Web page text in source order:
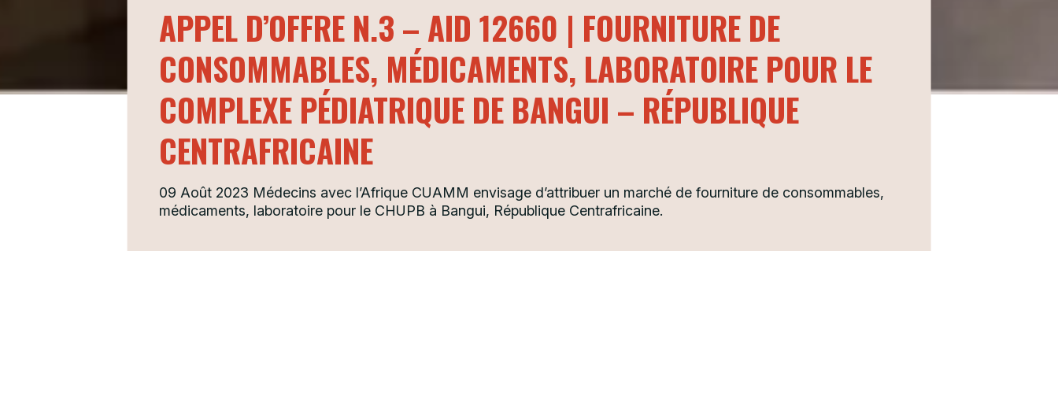
APPEL D’OFFRE N.3 – AID 12660 | FOURNITURE DE
CONSOMMABLES, MÉDICAMENTS, LABORATOIRE POUR LE
COMPLEXE PÉDIATRIQUE DE BANGUI – RÉPUBLIQUE
CENTRAFRICAINE
09 Août 2023 Médecins avec l’Afrique CUAMM envisage d’attribuer un marché de fourniture de consommables,
médicaments, laboratoire pour le CHUPB à Bangui, République Centrafricaine.